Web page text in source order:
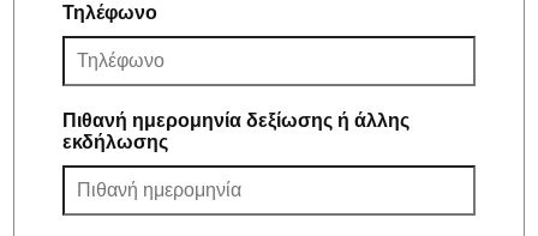
Τηλέφωνο
Πιθανή ημερομηνία δεξίωσης ή άλλης
εκδήλωσης